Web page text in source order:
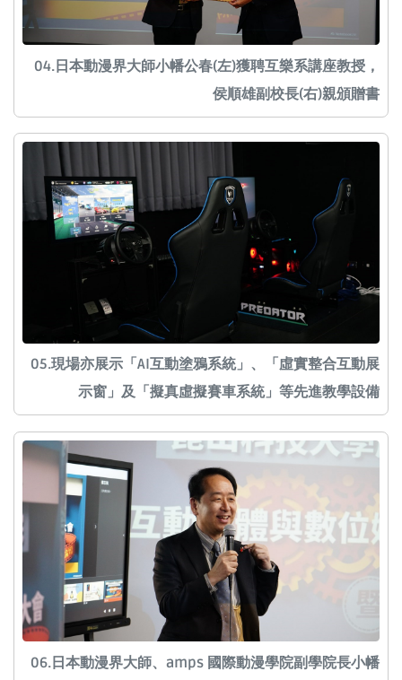
04.日本動漫界大師小幡公春(左)獲聘互樂系講座教授，
侯順雄副校長(右)親頒贈書
05.現場亦展示「AI互動塗鴉系統」、「虛實整合互動展
示窗」及「擬真虛擬賽車系統」等先進教學設備
06.日本動漫界大師、amps 國際動漫學院副學院長小幡